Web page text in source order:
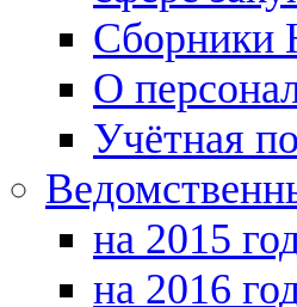
О
Учётная
на 2015
на 2016